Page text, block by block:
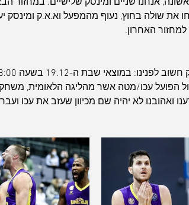
אנחנו שניים ומינסק שלישיים. במחזור
את שולה בחוץ, נעוף מהמפעל וא.א.ק ומינסק
האחרון.
הפועל עכו/מטה אשר מהליגה הלאומית,
ואהובנו לא יהיה שם מכיוון שעזב את עכו